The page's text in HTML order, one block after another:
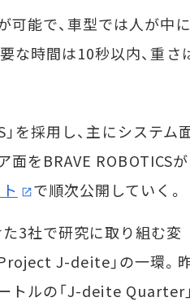
能で、車型では人が中
な時間は10秒以内、重
を採用し、主にシステム
面をBRAVE ROBOTICSが
で順次公開していく。
3社で研究に取り組む変
J-deite」の一環。
トルの「J-deite Quarter」